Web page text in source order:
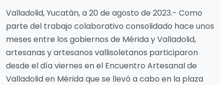
Valladolid, Yucatán, a 20 de agosto de 2023.- Como
parte del trabajo colaborativo consolidado hace unos
meses entre los gobiernos de Mérida y Valladolid,
artesanas y artesanos vallisoletanos participaron
desde el día viernes en el Encuentro Artesanal de
Valladolid en Mérida que se llevó a cabo en la plaza